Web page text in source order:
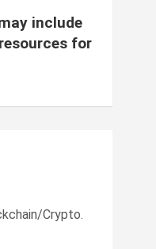
include
for
Crypto.